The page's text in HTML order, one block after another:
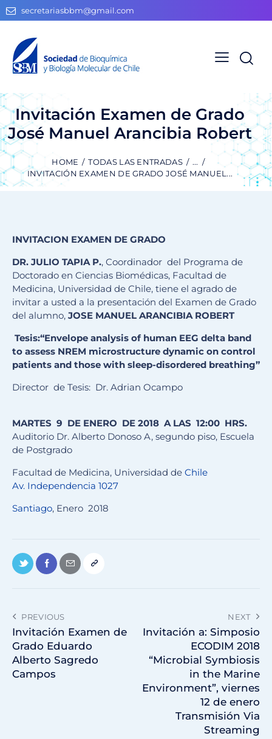
secretariasbbm@gmail.com
Invitación Examen de Grado
José Manuel Arancibia Robert
HOME TODAS LAS ENTRADAS
...
INVITACIÓN EXAMEN DE GRADO JOSÉ MANUEL...
INVITACION EXAMEN DE GRADO
DR. JULIO TAPIA P., Coordinador del Programa de
Doctorado en Ciencias Biomédicas, Facultad de
Medicina, Universidad de Chile, tiene el agrado de
invitar a usted a la presentación del Examen de Grado
del alumno, JOSE MANUEL ARANCIBIA ROBERT
Tesis:“Envelope analysis of human EEG delta band
to assess NREM microstructure dynamic on control
patients and those with sleep-disordered breathing”
Director de Tesis: Dr. Adrian Ocampo
MARTES 9 DE ENERO DE 2018 A LAS 12:00 HRS.
Auditorio Dr. Alberto Donoso A, segundo piso, Escuela
de Postgrado
Facultad de Medicina, Universidad de Chile
Av. Independencia 1027
Santiago, Enero 2018
PREVIOUS
Invitación Examen de
Grado Eduardo
Alberto Sagredo
Campos
NEXT
Invitación a: Simposio
ECODIM 2018
“Microbial Symbiosis
in the Marine
Environment”, viernes
12 de enero
Transmisión Via
Streaming